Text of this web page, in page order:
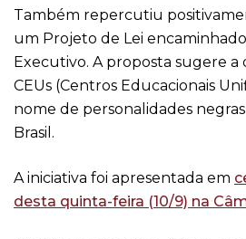
Também repercutiu
um Projeto de Lei
Executivo. A proposta sugere a
CEUs (Centros Educacionais
nome de personalidades
Brasil.
A iniciativa foi apresentada em
desta quinta-feira (10/9) na